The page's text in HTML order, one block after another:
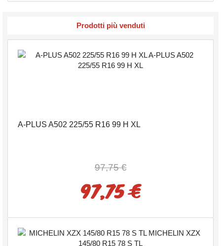
Prodotti più venduti
A-PLUS A502 225/55 R16 99 H XL
97,75 €
97,75 €